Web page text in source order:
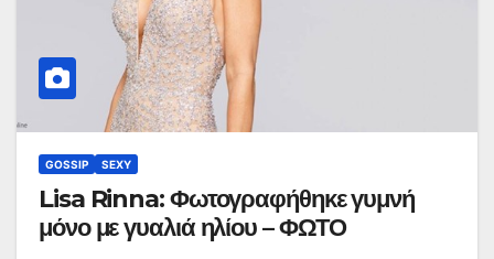
GOSSIP SEXY
Lisa Rinna: Φωτογραφήθηκε γυμνή
μόνο με γυαλιά ηλίου – ΦΩΤΟ